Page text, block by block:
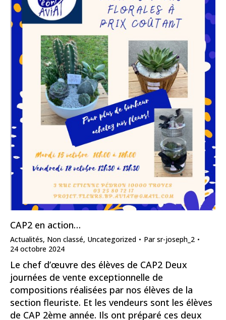
CAP2 en action…
Actualités, Non classé, Uncategorized Parsr-joseph_2
24 octobre 2024
Le chef d’œuvre des élèves de CAP2 Deux
journées de vente exceptionnelle de
compositions réalisées par nos élèves de la
section fleuriste. Et les vendeurs sont les élèves
de CAP 2ème année. Ils ont préparé ces deux